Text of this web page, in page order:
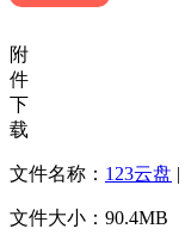
附
件
下
载
文件名称： 123云盘 |
文件大小：90.4MB